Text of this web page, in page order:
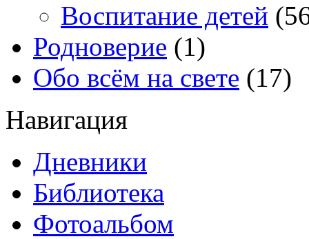
Воспитание детей
Родноверие (1)
Обо всём на свете (17)
Навигация
Дневники
Библиотека
Фотоальбом